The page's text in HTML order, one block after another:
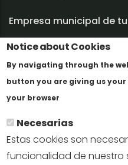
Notice about Cookies
By navigating through the
button you are giving us
your browser
Necesarias
Estas cookies son
funcionalidad de nuestro
Empresa municipal de
Trabaja con nosotros
Informes y
Perfil del contratante
Oficinas de Turismo